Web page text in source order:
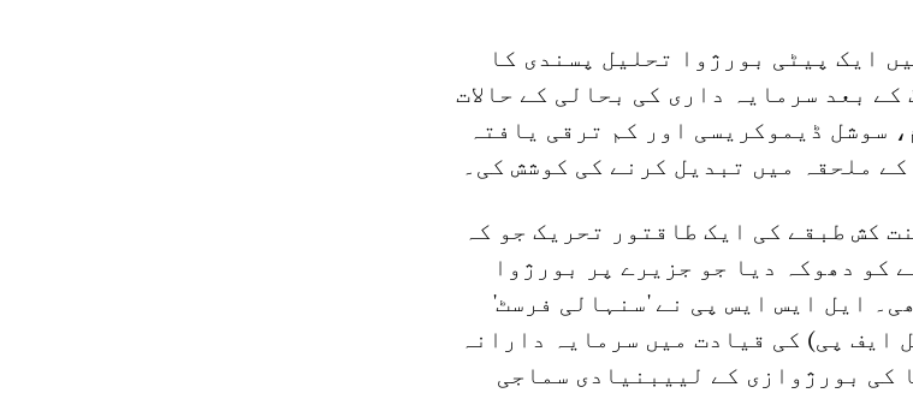
ایک پیٹی بورژوا تحلیل پسندی کا
بعد سرمایہ داری کی بحالی کے حالات
سوشل ڈیموکریسی اور کم ترقی یافتہ
ملحقہ میں تبدیل کرنے کی کوشش کی۔
پی نے 1964 میں محنت کش طبقے کی ایک طاقتور تحریک جو کہ
کو دھوکہ دیا جو جزیرے پر بورژوا
ایل ایس ایس پی نے 'سنہالی فرسٹ'
ایف پی) کی قیادت میں سرمایہ دارانہ
کی بورژوازی کے لییبنیادی سماجی